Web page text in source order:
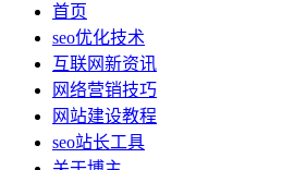
首页
seo优化技术
互联网新资讯
网络营销技巧
网站建设教程
seo站长工具